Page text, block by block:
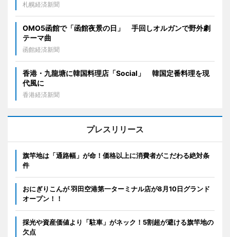
札幌経済新聞
OMO5函館で「函館夜景の日」 手回しオルガンで野外劇
テーマ曲
函館経済新聞
香港・九龍塘に韓国料理店「Social」 韓国定番料理を現
代風に
香港経済新聞
プレスリリース
旗竿地は「通路幅」が命！価格以上に消費者がこだわる絶対条
件
おにぎりこんが 羽田空港第一ターミナル店が8月10日グランド
オープン！！
採光や資産価値より「駐車」がネック！5割超が避ける旗竿地の
欠点